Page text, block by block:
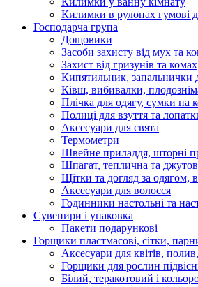
Килимки в рулонах гумові
Господарча група
Дощовики
Засоби захисту від мух та
Захист від гризунів та комах
Кипятильник, запальнички
Ківш, вибивалки,
Плічка для одягу, сумки на
Полиці для взуття та
Аксесуари для свята
Термометри
Швейне приладдя, шторні
Шпагат, теплична та
Щітки та догляд за одягом,
Аксесуари для волосся
Годинники настольні та
Сувенири і упаковка
Пакети подарункові
Горщики пластмасові, сітки,
Аксесуари для квітів,
Горщики для рослин
Білий, теракотовий і